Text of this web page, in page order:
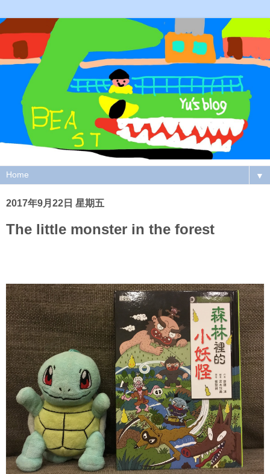
▼
2017年9月22日 星期五
The little monster in the forest